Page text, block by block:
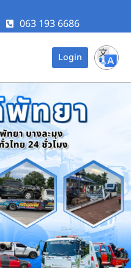
063 193 6686
Login